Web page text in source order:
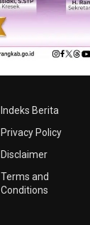
Indeks Berita
Privacy Policy
Disclaimer
Terms and
Conditions